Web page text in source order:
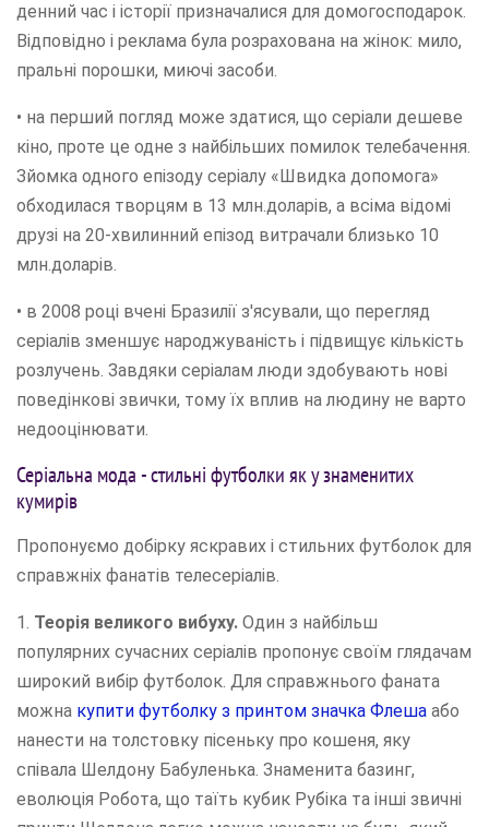
денний час і історії призначалися для домогосподарок.
Відповідно і реклама була розрахована на жінок: мило,
пральні порошки, миючі засоби.
• на перший погляд може здатися, що серіали дешеве
кіно, проте це одне з найбільших помилок телебачення.
Зйомка одного епізоду серіалу «Швидка допомога»
обходилася творцям в 13 млн.доларів, а всіма відомі
друзі на 20-хвилинний епізод витрачали близько 10
млн.доларів.
• в 2008 році вчені Бразилії з'ясували, що перегляд
серіалів зменшує народжуваність і підвищує кількість
розлучень. Завдяки серіалам люди здобувають нові
поведінкові звички, тому їх вплив на людину не варто
недооцінювати.
Серіальна мода - стильні футболки як у знаменитих
кумирів
Пропонуємо добірку яскравих і стильних футболок для
справжніх фанатів телесеріалів.
1. Теорія великого вибуху. Один з найбільш
популярних сучасних серіалів пропонує своїм глядачам
широкий вибір футболок. Для справжнього фаната
можна купити футболку з принтом значка Флеша або
нанести на толстовку пісеньку про кошеня, яку
співала Шелдону Бабуленька. Знаменита базинг,
еволюція Робота, що таїть кубик Рубіка та інші звичні